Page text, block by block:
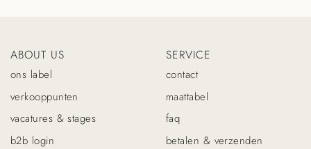
ABOUT US
ons label
verkooppunten
vacatures & stages
b2b login
SERVICE
contact
maattabel
faq
betalen & verzenden